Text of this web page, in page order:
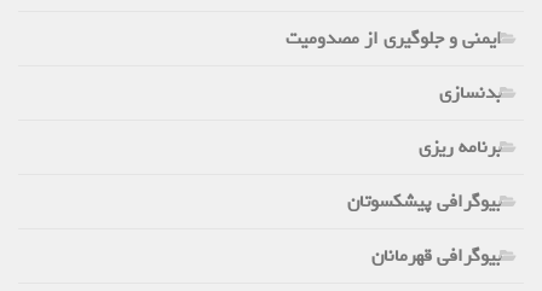
ایمنی و جلوگیری از مصدومیت
بدنسازی
برنامه ریزی
بیوگرافی پیشکسوتان
بیوگرافی قهرمانان